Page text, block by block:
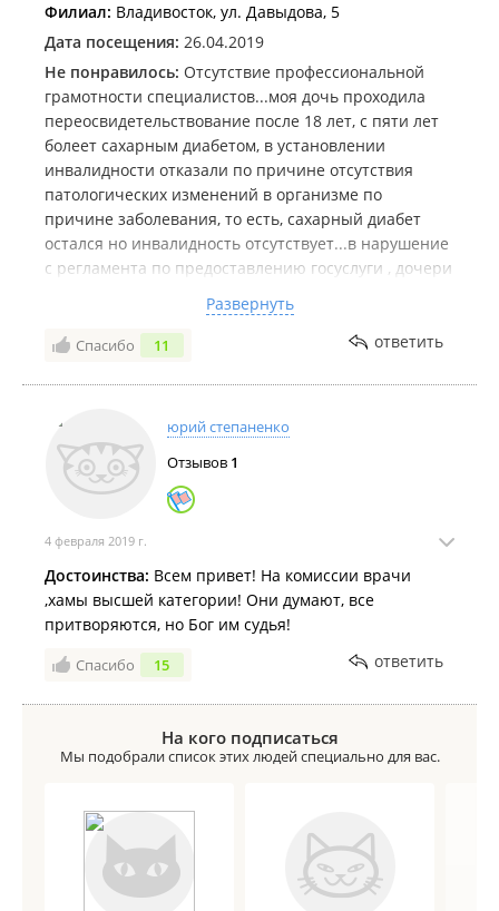
-ий год установила бессрочную инвалидность
оставив 3 группу,хотя сейчас впору давать
вторую.т.к.самостоятельно не передвигаюсь.Но
видимо они со своей зарплаты нам начисляют
пенсии,если "скрипя сердцем" вынуждают себя
принимать положительные решения в пользу
потенциальных инвалидов)))))Такое
впечатление,что эту пенсию по инвалидности они
со своего кармана начисляют!!!!
Филиал: Владивосток, ул. Давыдова, 5
Дата посещения: 26.04.2019
Не понравилось: Отсутствие профессиональной
грамотности специалистов...моя дочь проходила
переосвидетельствование после 18 лет, с пяти лет
болеет сахарным диабетом, в установлении
инвалидности отказали по причине отсутствия
патологических изменений в организме по
причине заболевания, то есть, сахарный диабет
остался но инвалидность отсутствует...в нарушение
с регламента по предоставлению госуслуги , дочери
комиссией, обосновав отказ тем, что не выдают
такой документ, так как дочь написала заявление на
соответствии с положением регламента комиссия
клиента, более того, специалист принимая
заявление на обжалование, допустила грубое
нарушение уведомив в устной форме мою дочь и
меня, что этим мы ничего не добьемся...что
неоднозначно наводит на мысль о заранее
причинам. .в соответствии с таким приемом,
намерена обращаться выше и дальше, чтобы хоть
немного думали специалисты над своими
действиями и словами.
Развернуть
Спасибо 11 ответить
юрий степаненко
Отзывов 1
4 февраля 2019 г.
Достоинства: Всем привет! На комиссии врачи
,хамы высшей категории! Они думают, все
притворяются, но Бог им судья!
Спасибо 15 ответить
На кого подписаться
Мы подобрали список этих людей специально для вас.